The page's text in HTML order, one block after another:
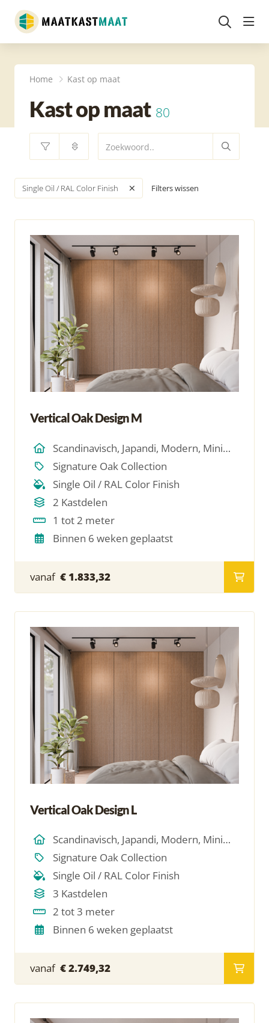
Home Kast op maat
Kast op maat 80
Single Oil / RAL Color Finish Filters wissen
Vertical Oak Design M
Scandinavisch, Japandi, Modern, Minimalistich
Signature Oak Collection
Single Oil / RAL Color Finish
2 Kastdelen
1 tot 2 meter
Binnen 6 weken geplaatst
vanaf € 1.833,32
Vertical Oak Design L
Scandinavisch, Japandi, Modern, Minimalistich
Signature Oak Collection
Single Oil / RAL Color Finish
3 Kastdelen
2 tot 3 meter
Binnen 6 weken geplaatst
vanaf € 2.749,32